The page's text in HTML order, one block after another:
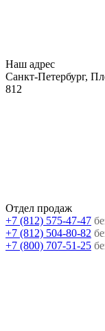
Наш адрес
Санкт-Петербург,
812
Отдел продаж
+7 (812) 575-47-47
+7 (812) 504-80-82
+7 (800) 707-51-25